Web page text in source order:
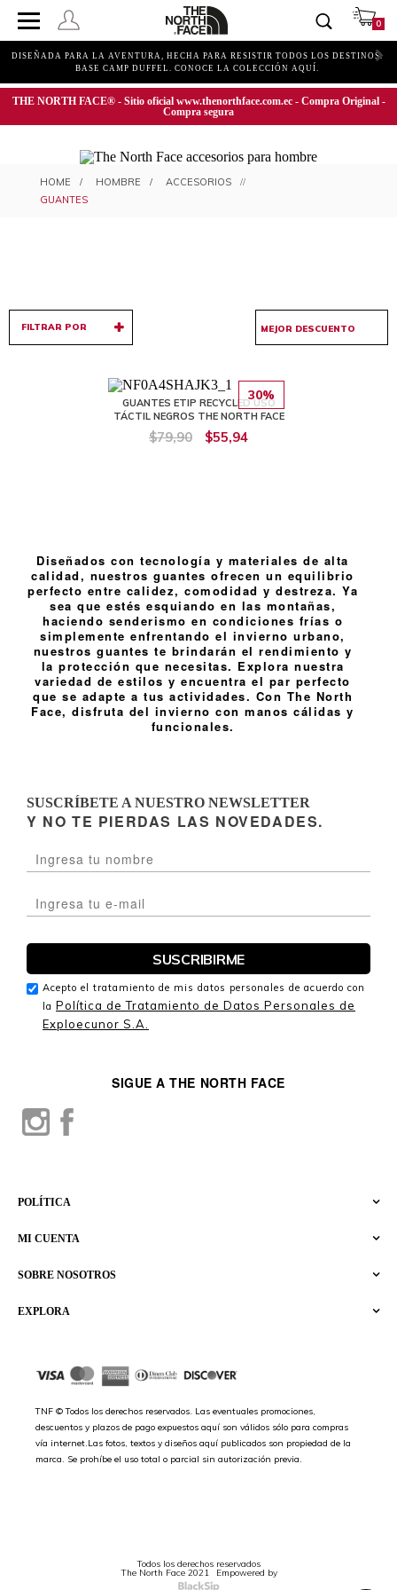
0
DISEÑADA PARA LA AVENTURA, HECHA PARA RESISTIR TODOS LOS DESTINOS.
BASE CAMP DUFFEL. CONOCE LA COLECCIÓN AQUÍ.
THE NORTH FACE® - Sitio oficial www.thenorthface.com.ec - Compra Original -
Compra segura
GUANTES PARA HOMBRE
HOMBRE
ACCESORIOS
GUANTES
FILTRAR POR
30%
GUANTES ETIP RECYCLED USO
TÁCTIL NEGROS THE NORTH FACE
$79,90 $55,94
Diseñados con tecnología y materiales de alta
calidad, nuestros guantes ofrecen un equilibrio
perfecto entre calidez, comodidad y destreza. Ya
sea que estés esquiando en las montañas,
haciendo senderismo en condiciones frías o
simplemente enfrentando el invierno urbano,
nuestros guantes te brindarán el rendimiento y
la protección que necesitas. Explora nuestra
variedad de estilos y encuentra el par perfecto
que se adapte a tus actividades. Con The North
Face, disfruta del invierno con manos cálidas y
funcionales.
EXPLORA
SOBRE NOSOTROS
MI CUENTA
POLÍTICA
SIGUE A THE NORTH FACE
TNF © Todos los derechos reservados. Las eventuales promociones,
descuentos y plazos de pago expuestos aquí son válidos sólo para compras
vía internet.Las fotos, textos y diseños aquí publicados son propiedad de la
marca. Se prohíbe el uso total o parcial sin autorización previa.
SUSCRÍBETE A NUESTRO NEWSLETTER
Y NO TE PIERDAS LAS NOVEDADES.
Acepto el tratamiento de mis datos personales de acuerdo con
la Política de Tratamiento de Datos Personales de
Exploecunor S.A.
Todos los derechos reservados
The North Face 2021 Empowered by